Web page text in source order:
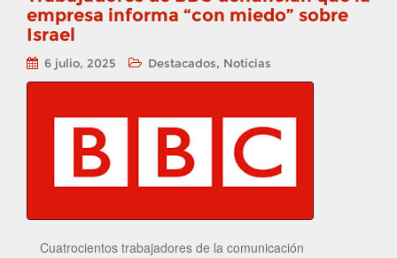
empresa informa “con miedo” sobre
Israel
6 julio, 2025 Destacados, Noticias
Cuatrocientos trabajadores de la comunicación